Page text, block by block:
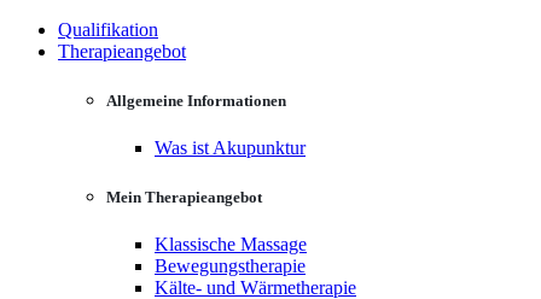
Qualifikation
Therapieangebot
Allgemeine Informationen
Was ist Akupunktur
Mein Therapieangebot
Klassische Massage
Bewegungstherapie
Kälte- und Wärmetherapie